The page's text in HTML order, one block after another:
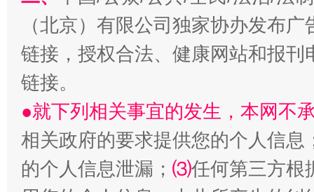
受贿1.44亿！段成刚被判无期 从幼
（北京）有限公司独家协办发布
链接，授权合法、健康网站和报
链接。
●就下列相关事宜的发生，本网不
相关政府的要求提供您的个人信息
的个人信息泄漏； ⑶任何第三方根